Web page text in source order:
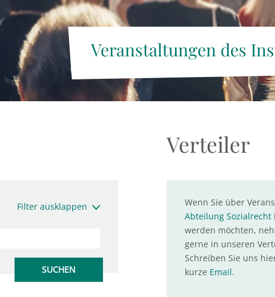
Veranstaltungen des
Filter ausklappen
Verteiler
Wenn Sie über
Abteilung Sozialrecht
werden möchten,
gerne in unseren
Schreiben Sie uns
kurze Email.